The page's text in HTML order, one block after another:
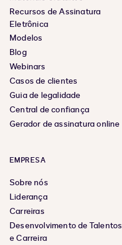
Recursos de Assinatura
Eletrônica
Modelos
Blog
Webinars
Casos de clientes
Guia de legalidade
Central de confiança
Gerador de assinatura online
EMPRESA
Sobre nós
Liderança
Carreiras
Desenvolvimento de Talentos
e Carreira